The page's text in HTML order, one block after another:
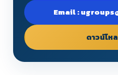
Email :
ดาวน์โห